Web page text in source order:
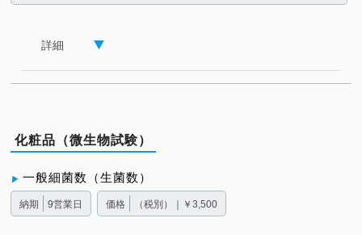
詳細
化粧品（微生物試験）
一般細菌数（生菌数）
納期 9営業日 価格 （税別）｜￥3,500